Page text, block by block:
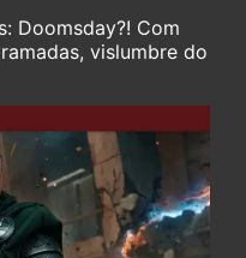
Doomsday?! Com
vislumbre do